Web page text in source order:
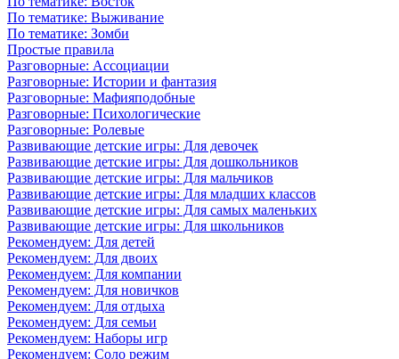
По тематике: Выживание
По тематике: Зомби
Простые правила
Разговорные: Ассоциации
Разговорные: Истории и фантазия
Разговорные: Мафияподобные
Разговорные: Психологические
Разговорные: Ролевые
Развивающие детские игры: Для девочек
Развивающие детские игры: Для дошкольников
Развивающие детские игры: Для мальчиков
Развивающие детские игры: Для младших классов
Развивающие детские игры: Для самых маленьких
Развивающие детские игры: Для школьников
Рекомендуем: Для детей
Рекомендуем: Для двоих
Рекомендуем: Для компании
Рекомендуем: Для новичков
Рекомендуем: Для отдыха
Рекомендуем: Для семьи
Рекомендуем: Наборы игр
Рекомендуем: Соло режим